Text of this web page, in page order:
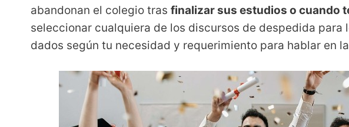
abandonan el colegio tras finalizar sus estudios o cuando
seleccionar cualquiera de los discursos de despedida para
dados según tu necesidad y requerimiento para hablar en